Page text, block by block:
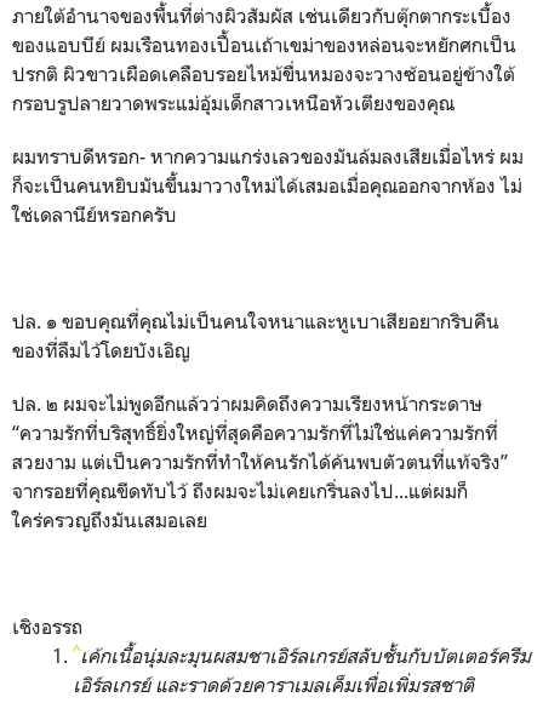
ภายใต้อำนาจของพื้นที่ต่างผิวสัมผัส เช่นเดียวกับตุ๊กตากระเบื้อง
ของแอบบีย์ ผมเรือนทองเปื้อนเถ้าเขม่าของหล่อนจะหยักศกเป็น
ปรกติ ผิวขาวเผือดเคลือบรอยไหม้ขื่นหมองจะวางซ้อนอยู่ข้างใต้
กรอบรูปลายวาดพระแม่อุ้มเด็กสาวเหนือหัวเตียงของคุณ
ผมทราบดีหรอก- หากความแกร่งเลวของมันล้มลงเสียเมื่อไหร่ ผม
ก็จะเป็นคนหยิบมันขึ้นมาวางใหม่ได้เสมอเมื่อคุณออกจากห้อง ไม่
ใช่เดลานีย์หรอกครับ
ปล. ๑ ขอบคุณที่คุณไม่เป็นคนใจหนาและหูเบาเสียอยากริบคืน
ของที่ลืมไว้โดยบังเอิญ
ปล. ๒ ผมจะไม่พูดอีกแล้วว่าผมคิดถึงความเรียงหน้ากระดาษ
“ความรักที่บริสุทธิ์ยิ่งใหญ่ที่สุดคือความรักที่ไม่ใช่แค่ความรักที่
สวยงาม แต่เป็นความรักที่ทำให้คนรักได้ค้นพบตัวตนที่แท้จริง”
จากรอยที่คุณขีดทับไว้ ถึงผมจะไม่เคยเกริ่นลงไป...แต่ผมก็
ใคร่ครวญถึงมันเสมอเลย
เชิงอรรถ
^เค้กเนื้อนุ่มละมุนผสมชาเอิร์ลเกรย์สลับชั้นกับบัตเตอร์ครีม
เอิร์ลเกรย์ และราดด้วยคาราเมลเค็มเพื่อเพิ่มรสชาติ